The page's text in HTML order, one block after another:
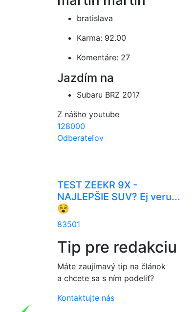
bratislava
Karma: 92.00
Komentáre: 27
Jazdím na
Subaru BRZ 2017
Z nášho youtube
128000
Odberateľov
TEST ZEEKR 9X -
NAJLEPŠIE SUV? Ej veru...
😵
83501
Tip pre redakciu
Máte zaujímavý tip na článok
a chcete sa s ním podeliť?
Kontaktujte nás